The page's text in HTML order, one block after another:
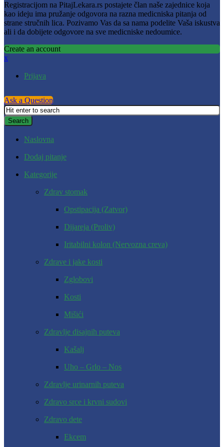
Registracijom na PitajLekara.rs postajete član naše zajednice koja
kao ideju ima pružanje odgovora na razna medicniska pitanja od
strane stručnih lica. Pozivamo Vas da sa nama podelite Vaša iskustva
ali i da dobijete odgovore na sve medicniske nedoumice.
Create an account
x
Prijava
Ask a Question
Naslovna
Dodaj pitanje
Kategorije
Zdrav stomak
Opstipacija (Zatvor)
Dijareja (Proliv)
Iritabilni kolon (Nervozna creva)
Zdrave i jake kosti
Zglobovi
Kosti
Mišići
Zdravlje disajnih puteva
Kašalj
Uho – Grlo – Nos
Zdravlje urinarnih puteva
Zdravo srce i krvni sudovi
Zdravo dete
Ekcem